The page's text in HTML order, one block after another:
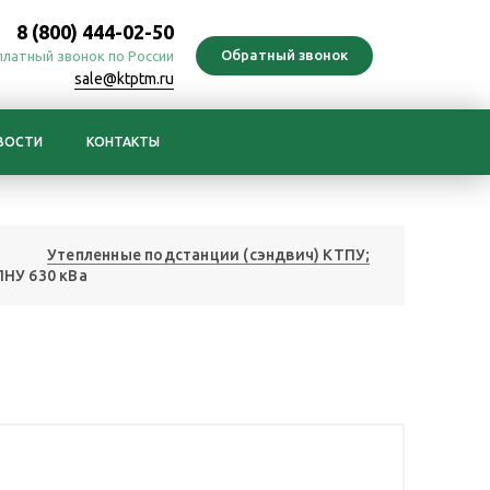
8 (800) 444-02-50
звонок по России
sale@ktptm.ru
КОНТАКТЫ
Утепленные подстанции (сэндвич) КТПУ;
630 кВа